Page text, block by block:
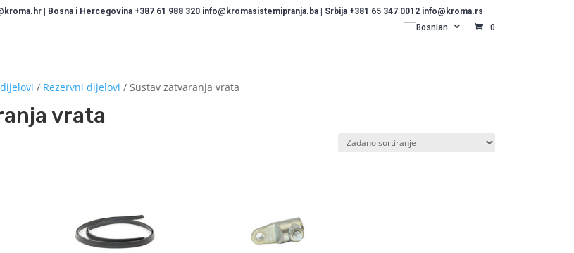
| Bosna i Hercegovina +387 61 988 320 info@kromasistemipranja.ba | Srbija +381 65 347 0012 info@kroma.rs
Bosnian
0
/ Rezervni dijelovi / Sustav zatvaranja vrata
vrata